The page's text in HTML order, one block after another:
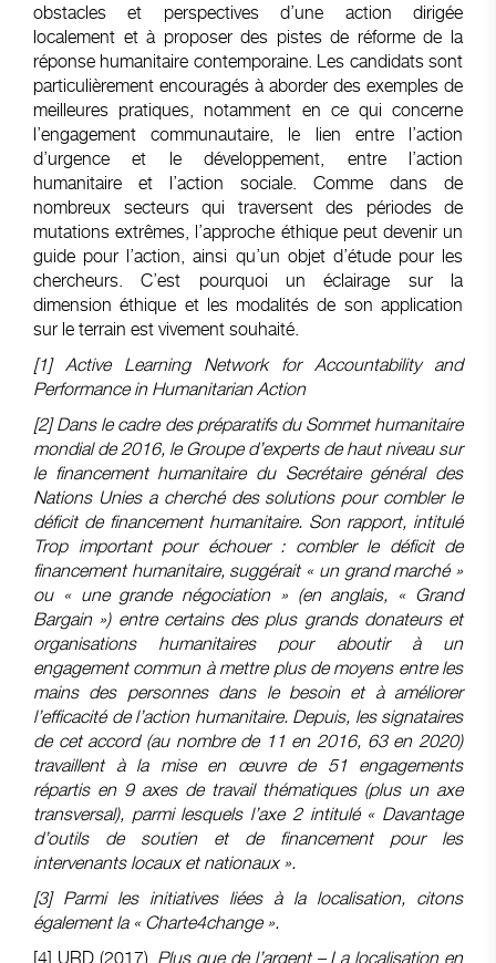
obstacles et perspectives d’une action dirigée
localement et à proposer des pistes de réforme de la
réponse humanitaire contemporaine. Les candidats sont
particulièrement encouragés à aborder des exemples de
meilleures pratiques, notamment en ce qui concerne
l’engagement communautaire, le lien entre l’action
d’urgence et le développement, entre l’action
humanitaire et l’action sociale. Comme dans de
nombreux secteurs qui traversent des périodes de
mutations extrêmes, l’approche éthique peut devenir un
guide pour l’action, ainsi qu’un objet d’étude pour les
chercheurs. C’est pourquoi un éclairage sur la
dimension éthique et les modalités de son application
sur le terrain est vivement souhaité.
[1]Active Learning Network for Accountability and
Performance in Humanitarian Action
[2]Dans le cadre des préparatifs du Sommet humanitaire
mondial de 2016, le Groupe d’experts de haut niveau sur
le financement humanitaire du Secrétaire général des
Nations Unies a cherché des solutions pour combler le
déficit de financement humanitaire. Son rapport, intitulé
Trop important pour échouer : combler le déficit de
financement humanitaire, suggérait « un grand marché »
ou « une grande négociation » (en anglais, « Grand
Bargain ») entre certains des plus grands donateurs et
organisations humanitaires pour aboutir à un
engagement commun à mettre plus de moyens entre les
mains des personnes dans le besoin et à améliorer
l’efficacité de l’action humanitaire. Depuis, les signataires
de cet accord (au nombre de 11 en 2016, 63 en 2020)
travaillent à la mise en œuvre de 51 engagements
répartis en 9 axes de travail thématiques (plus un axe
transversal), parmi lesquels l’axe 2 intitulé « Davantage
d’outils de soutien et de financement pour les
intervenants locaux et nationaux ».
[3]Parmi les initiatives liées à la localisation, citons
également la « Charte4change ».
[4] URD (2017), Plus que de l’argent – La localisation en